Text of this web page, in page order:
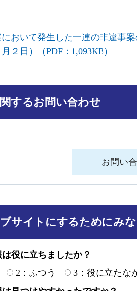
おいて発生した一連の非違事
月２日）（PDF：1,093KB）
するお問い合わせ
サイトにするためにみ
役に立ちましたか？
2：ふつう
3：役に立たな